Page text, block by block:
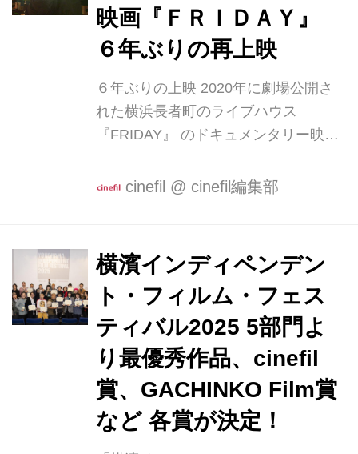
（奥田裕介 監督）は第34回東京国際映
画祭 アジアの未来部門で上映、全国の
劇場で公開された。 今回製作される35
周年企画映画は、『誰かの花』の制
作・配給をおこなったガチンコ・フィ
ルが手掛け、監督は飯塚冬酒が務め
映画『ＦＲＩＤＡＹ』
６年ぶりの再上映
６年ぶりの上映 2020年に劇場公開さ
れた横浜長者町のライブハウス
『FRIDAY』 のドキュメンタリー映画
ク＆ベティでアンコール上映されるこ
するライブハウス。 名物マスターの磯
原順一（公開当時80歳）が切り盛り
し、宇崎竜童、クリスタルキング ムッ
シュ吉崎、Bro.KORN（バブルガム・
ブラザース）、近田春夫、翔（T.C.R.
横浜銀蝿R.S.）、山崎廣明（ex,ラッツ
＆スター）、なかの綾などがライブを
繰り広げる。 クレイジーケンバンドの
聖地、多くの音楽ファンが訪れる わず
cinefil @ cinefil編集部
横濱インディペンデン
ト・フィルム・フェス
ティバル2025 5部門よ
り最優秀作品、cinefil
賞、GACHINKO Film賞
など 各賞が決定！